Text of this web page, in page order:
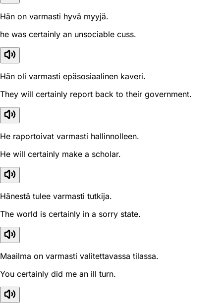
Hän on varmasti hyvä myyjä.
he was certainly an unsociable cuss.
Hän oli varmasti epäsosiaalinen kaveri.
They will certainly report back to their government.
He raportoivat varmasti hallinnolleen.
He will certainly make a scholar.
Hänestä tulee varmasti tutkija.
The world is certainly in a sorry state.
Maailma on varmasti valitettavassa tilassa.
You certainly did me an ill turn.